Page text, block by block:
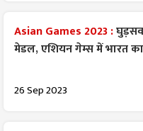
Asian Games 2023 :
मेडल, एशियन गेम्स में भारत का
26 Sep 2023